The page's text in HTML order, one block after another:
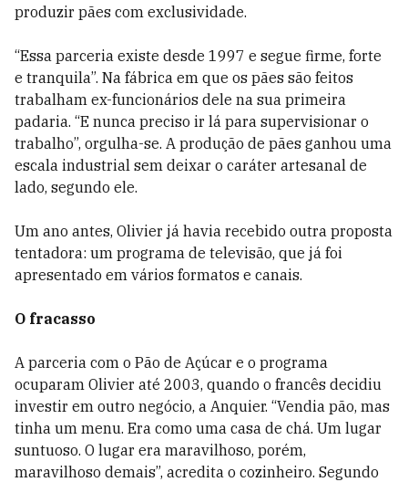
produzir pães com exclusividade.
“Essa parceria existe desde 1997 e segue firme, forte
e tranquila”. Na fábrica em que os pães são feitos
trabalham ex-funcionários dele na sua primeira
padaria. “E nunca preciso ir lá para supervisionar o
trabalho”, orgulha-se. A produção de pães ganhou uma
escala industrial sem deixar o caráter artesanal de
lado, segundo ele.
Um ano antes, Olivier já havia recebido outra proposta
tentadora: um programa de televisão, que já foi
apresentado em vários formatos e canais.
O fracasso
A parceria com o Pão de Açúcar e o programa
ocuparam Olivier até 2003, quando o francês decidiu
investir em outro negócio, a Anquier. “Vendia pão, mas
tinha um menu. Era como uma casa de chá. Um lugar
suntuoso. O lugar era maravilhoso, porém,
maravilhoso demais”, acredita o cozinheiro. Segundo